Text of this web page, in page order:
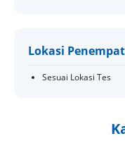
Lokasi
Sesuai Lokasi Tes